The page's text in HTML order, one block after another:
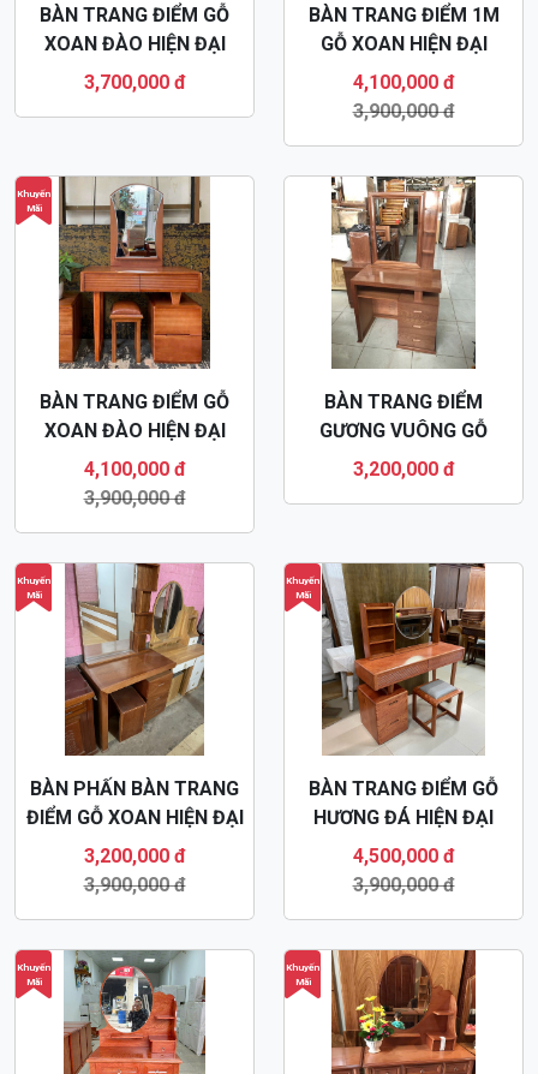
BÀN TRANG ĐIỂM GỖ
XOAN ĐÀO HIỆN ĐẠI
BTD62
3,700,000 đ
BÀN TRANG ĐIỂM 1M
GỖ XOAN HIỆN ĐẠI
BTD61
4,100,000 đ
3,900,000 đ
Khuyến
Mãi
BÀN TRANG ĐIỂM GỖ
XOAN ĐÀO HIỆN ĐẠI
BTD60
4,100,000 đ
3,900,000 đ
BÀN TRANG ĐIỂM
GƯƠNG VUÔNG GỖ
XOAN ĐÀO 80CM
3,200,000 đ
Khuyến
Mãi
BÀN PHẤN BÀN TRANG
ĐIỂM GỖ XOAN HIỆN ĐẠI
BTD59
3,200,000 đ
3,900,000 đ
Khuyến
Mãi
BÀN TRANG ĐIỂM GỖ
HƯƠNG ĐÁ HIỆN ĐẠI
BTD54
4,500,000 đ
3,900,000 đ
Khuyến
Mãi
Khuyến
Mãi